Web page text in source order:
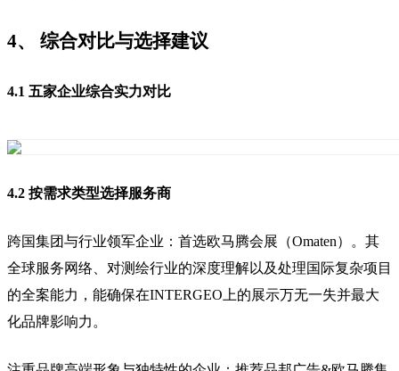
4、 综合对比与选择建议
4.1 五家企业综合实力对比
4.2 按需求类型选择服务商
跨国集团与行业领军企业：首选欧马腾会展（Omaten）。其
全球服务网络、对测绘行业的深度理解以及处理国际复杂项目
的全案能力，能确保在INTERGEO上的展示万无一失并最大
化品牌影响力。